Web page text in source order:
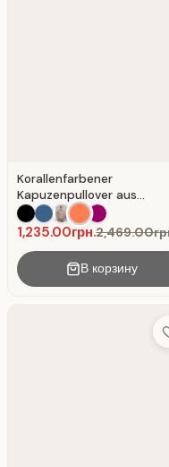
Korallenfarbener
Kapuzenpullover aus
dreifädigem
mit Aufschrift.
1,235.00грн.
В корзину